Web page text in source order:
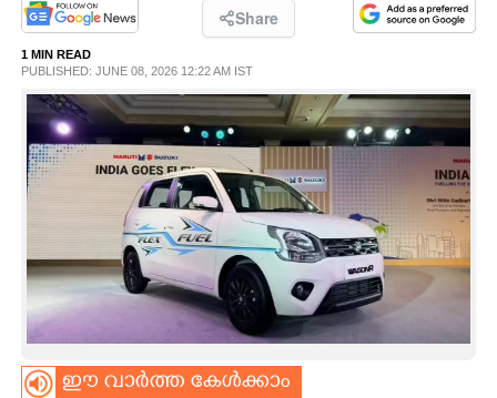
PHOTOS
LIFESTYLE
SPIRITUAL
ART
Share
1 MIN READ
PUBLISHED: JUNE 08, 2026 12:22 AM IST
ഈ വാർത്ത കേൾക്കാം